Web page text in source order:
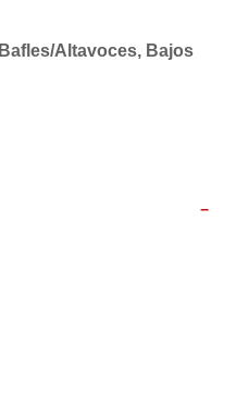
Bafles/Altavoces, Bajos